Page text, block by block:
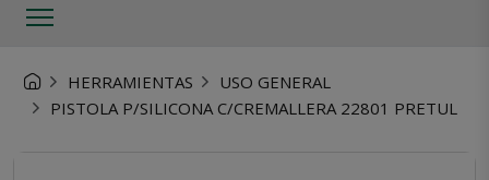
HERRAMIENTAS
USO GENERAL
PISTOLA P/SILICONA C/CREMALLERA 22801 PRETUL